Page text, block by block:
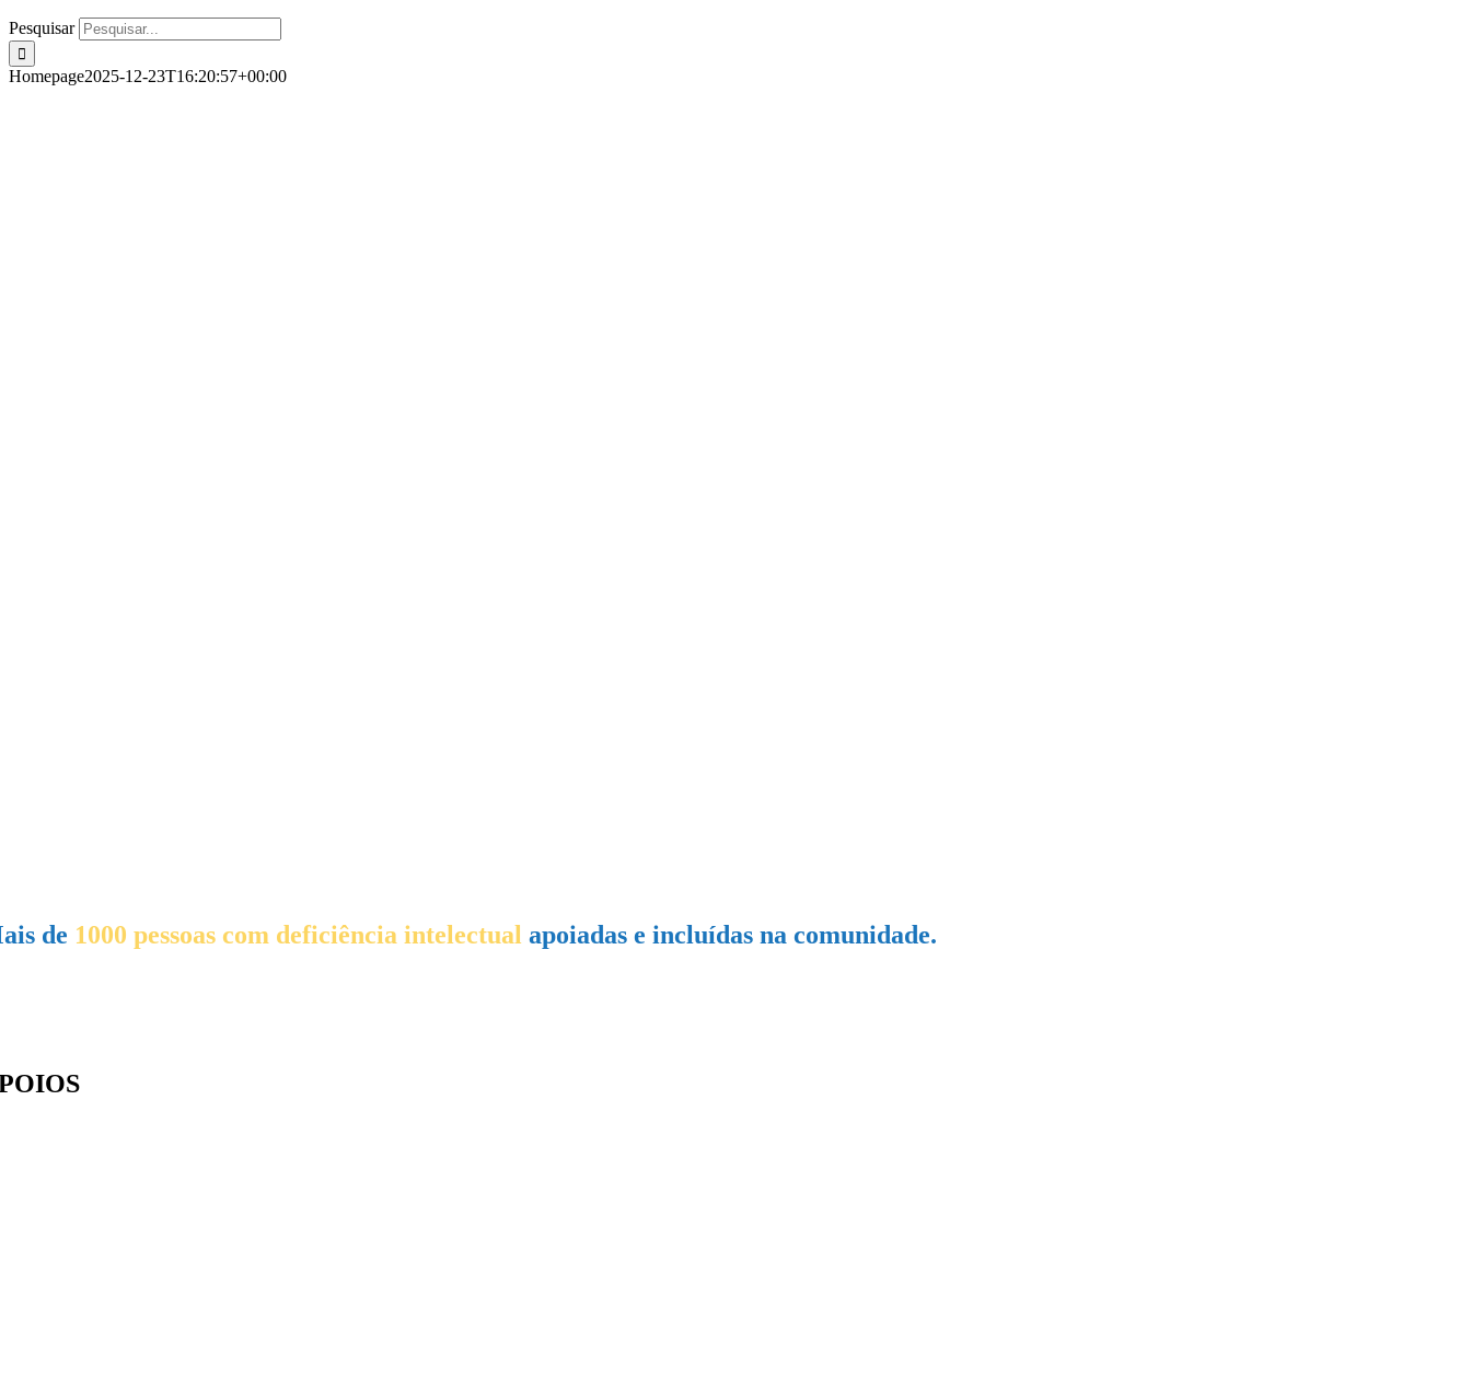
Pesquisar
Homepage2025-12-23T16:20:57+00:00
de 1000 pessoas com deficiência intelectual apoiadas e incluídas na comunidade.